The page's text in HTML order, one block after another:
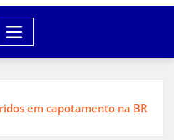
em capotamento na BR